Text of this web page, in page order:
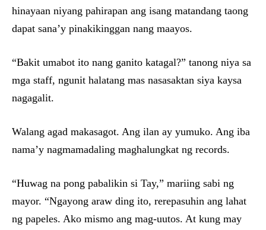
hinayaan niyang pahirapan ang isang matandang taong
dapat sana’y pinakikinggan nang maayos.
“Bakit umabot ito nang ganito katagal?” tanong niya sa
mga staff, ngunit halatang mas nasasaktan siya kaysa
nagagalit.
Walang agad makasagot. Ang ilan ay yumuko. Ang iba
nama’y nagmamadaling maghalungkat ng records.
“Huwag na pong pabalikin si Tay,” mariing sabi ng
mayor. “Ngayong araw ding ito, rerepasuhin ang lahat
ng papeles. Ako mismo ang mag-uutos. At kung may